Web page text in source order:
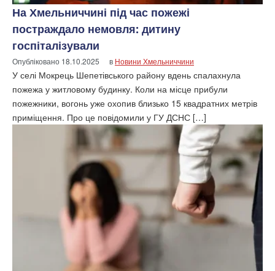
На Хмельниччині під час пожежі
постраждало немовля: дитину
госпіталізували
Опубліковано 18.10.2025 в Новини Хмельниччини
У селі Мокрець Шепетівського району вдень спалахнула
пожежа у житловому будинку. Коли на місце прибули
пожежники, вогонь уже охопив близько 15 квадратних метрів
приміщення. Про це повідомили у ГУ ДСНС […]